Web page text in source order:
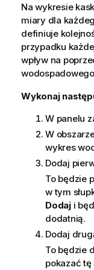
Na wykresie
miarydla
definiuje
przypadku
wpływ na
Wykonaj
W panelu
W
wykres
Dodaj
To będzie
w tym
Dodaji
dodatnią.
Dodaj
To będzie
pokazać tę